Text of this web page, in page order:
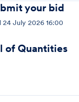
your bid
24 July 2026 16:00
of Quantities